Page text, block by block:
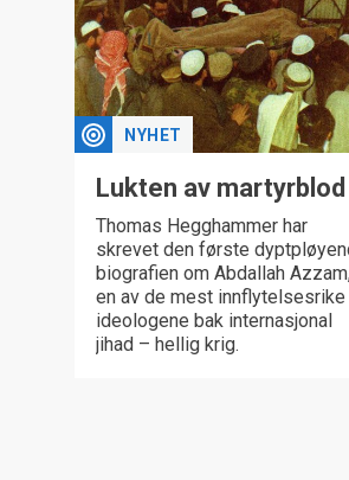
NYHET
Lukten av martyrblod
Thomas Hegghammer har
skrevet den første
biografien om Abdallah
en av de mest innflytelsesrike
ideologene bak internasjonal
jihad – hellig krig.